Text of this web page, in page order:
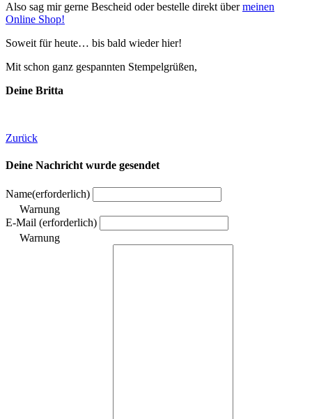
Also sag mir gerne Bescheid oder bestelle direkt übermeinen
Online Shop!
Soweit für heute… bis bald wieder hier!
Mit schon ganz gespannten Stempelgrüßen,
Deine Britta
Zurück
Deine Nachricht wurde gesendet
Name(erforderlich)
Warnung
E-Mail (erforderlich)
Warnung